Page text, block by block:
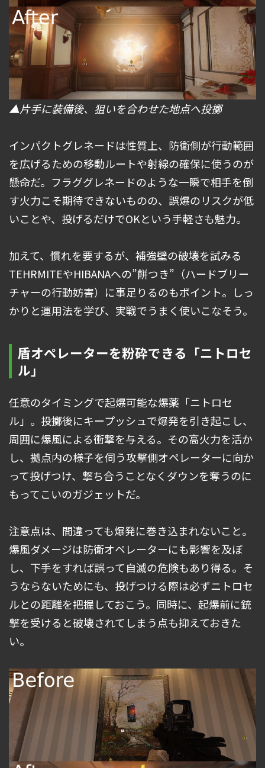
▲片手に装備後、狙いを合わせた地点へ投擲
インパクトグレネードは性質上、防衛側が行動範囲
を広げるための移動ルートや射線の確保に使うのが
懸命だ。フラググレネードのような一瞬で相手を倒
す火力こそ期待できないものの、誤爆のリスクが低
いことや、投げるだけでOKという手軽さも魅力。
加えて、慣れを要するが、補強壁の破壊を試みる
TEHRMITEやHIBANAへの”餅つき”（ハードブリー
チャーの行動妨害）に事足りるのもポイント。しっ
かりと運用法を学び、実戦でうまく使いこなそう。
盾オペレーターを粉砕できる「ニトロセ
ル」
任意のタイミングで起爆可能な爆薬「ニトロセ
ル」。投擲後にキープッシュで爆発を引き起こし、
周囲に爆風による衝撃を与える。その高火力を活か
し、拠点内の様子を伺う攻撃側オペレーターに向か
って投げつけ、撃ち合うことなくダウンを奪うのに
もってこいのガジェットだ。
注意点は、間違っても爆発に巻き込まれないこと。
爆風ダメージは防衛オペレーターにも影響を及ぼ
し、下手をすれば誤って自滅の危険もあり得る。そ
うならないためにも、投げつける際は必ずニトロセ
ルとの距離を把握しておこう。同時に、起爆前に銃
撃を受けると破壊されてしまう点も抑えておきた
い。